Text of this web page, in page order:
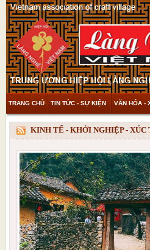
TRANG CHỦ TIN TỨC - SỰ KIỆN VĂN HÓA -
THAM KHẢO & KHÁM PHÁ VIDEO
KINH TẾ - KHỞI NGHIỆP -